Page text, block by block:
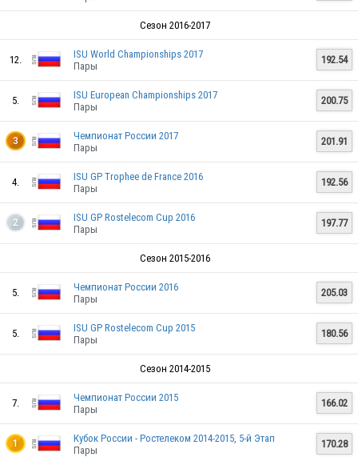
RUS
RUS
Сезон 2016-2017
12.
ISU World Championships 2017
Пары
192.54
5.
ISU European Championships 2017
Пары
200.75
3
Чемпионат России 2017
Пары
201.91
4.
ISU GP Trophee de France 2016
Пары
192.56
2
ISU GP Rostelecom Cup 2016
Пары
197.77
Сезон 2015-2016
5.
Чемпионат России 2016
Пары
205.03
5.
ISU GP Rostelecom Cup 2015
Пары
180.56
Сезон 2014-2015
7.
Чемпионат России 2015
Пары
166.02
1
Кубок России - Ростелеком 2014-2015, 5-й Этап
Пары
170.28